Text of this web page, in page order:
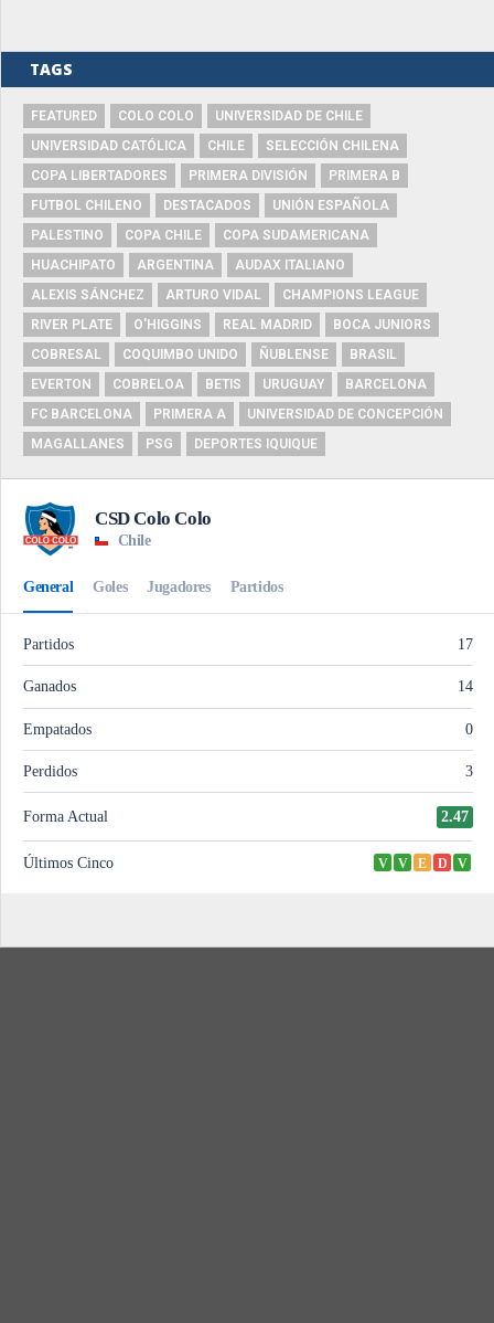
TAGS
FEATURED COLO COLO
UNIVERSIDAD DE CHILE
UNIVERSIDAD CATÓLICA
CHILE
SELECCIÓN CHILENA
COPA LIBERTADORES
PRIMERA DIVISIÓN
PRIMERA B
FUTBOL CHILENO
DESTACADOS
UNIÓN ESPAÑOLA
PALESTINO
COPA CHILE
COPA SUDAMERICANA
HUACHIPATO
ARGENTINA
AUDAX ITALIANO
ALEXIS SÁNCHEZ
ARTURO VIDAL
CHAMPIONS LEAGUE
RIVER PLATE
O'HIGGINS REAL MADRID
BOCA JUNIORS
COBRESAL
COQUIMBO UNIDO ÑUBLENSE
BRASIL
EVERTON
COBRELOA BETIS URUGUAY
BARCELONA
FC BARCELONA
PRIMERA A
UNIVERSIDAD DE CONCEPCIÓN
MAGALLANES
PSG DEPORTES IQUIQUE